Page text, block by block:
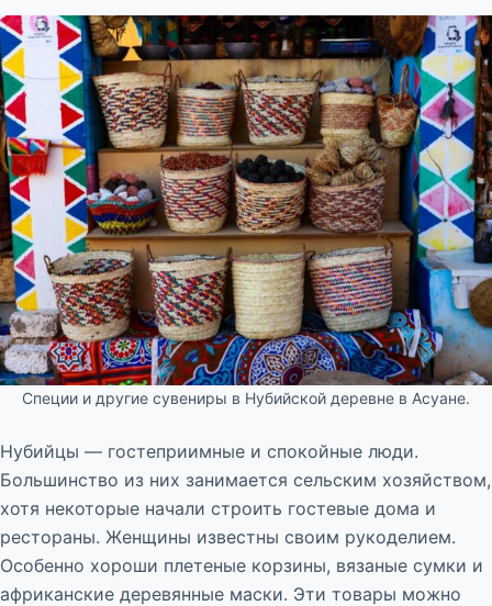
Специи и другие сувениры в Нубийской деревне в Асуане.
Нубийцы — гостеприимные и спокойные люди.
Большинство из них занимается сельским хозяйством,
хотя некоторые начали строить гостевые дома и
рестораны. Женщины известны своим рукоделием.
Особенно хороши плетеные корзины, вязаные сумки и
африканские деревянные маски. Эти товары можно